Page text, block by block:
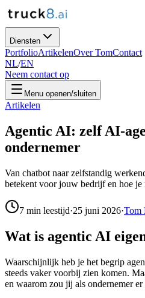
Diensten
PortfolioArtikelenOver TomContact
NL/EN
Neem contact op
Menu openen/sluiten
Artikelen
Agentic AI: zelf AI-
ondernemer
Van chatbot naar zelfstandig
betekent voor jouw bedrijf en hoe je
7 min leestijd·25 juni 2026·Tom
Wat is agentic AI
Waarschijnlijk heb je het begrip
steeds vaker voorbij zien komen.
en waarom zou jij als ondernemer er